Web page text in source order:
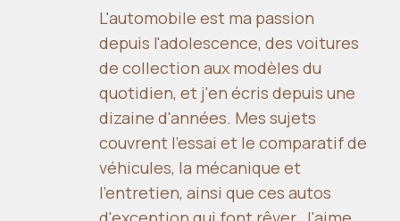
L'automobile est ma passion
depuis l'adolescence, des voitures
de collection aux modèles du
quotidien, et j'en écris depuis une
dizaine d'années. Mes sujets
couvrent l'essai et le comparatif de
véhicules, la mécanique et
l'entretien, ainsi que ces autos